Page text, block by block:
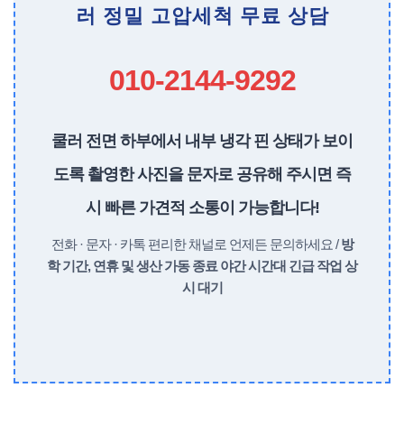
러 정밀 고압세척 무료 상담
010-2144-9292
쿨러 전면 하부에서 내부 냉각 핀 상태가 보이
도록 촬영한 사진을 문자로 공유해 주시면 즉
시 빠른 가견적 소통이 가능합니다!
전화 · 문자 · 카톡 편리한 채널로 언제든 문의하세요 /방
학 기간, 연휴 및 생산 가동 종료 야간 시간대 긴급 작업 상
시 대기